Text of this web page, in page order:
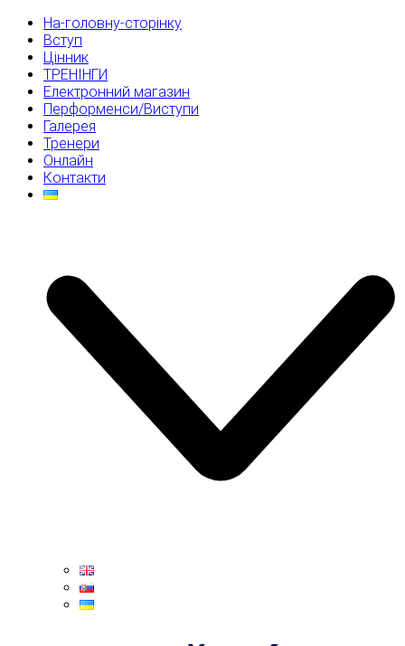
На-головну-сторінку
Вступ
Цінник
ТРЕНІНГИ
Електронний магазин
Перформенси/Виступи
Галерея
Тренери
Онлайн
Контакти